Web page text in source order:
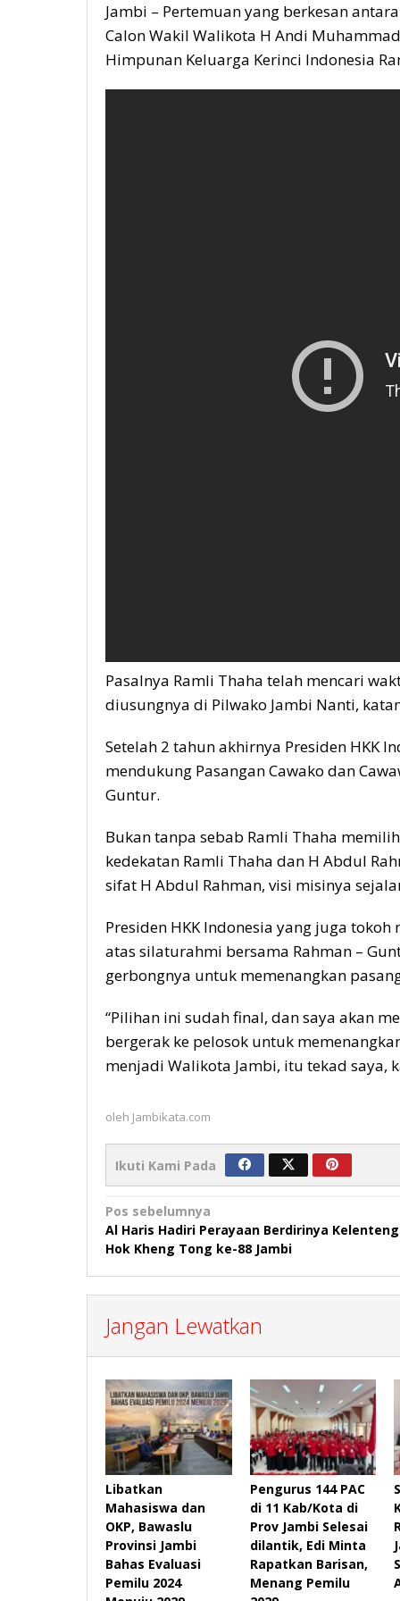
Jambi – Pertemuan yang berkesan
Calon Wakil Walikota H Andi
Himpunan Keluarga Kerinci Indonesia
Pasalnya Ramli Thaha telah mencari
diusungnya di Pilwako Jambi Nanti,
Setelah 2 tahun akhirnya Presiden HKK
mendukung Pasangan Cawako dan
Guntur.
Bukan tanpa sebab Ramli Thaha
kedekatan Ramli Thaha dan H Abdul
sifat H Abdul Rahman, visi misinya
Presiden HKK Indonesia yang juga
atas silaturahmi bersama Rahman –
gerbongnya untuk memenangkan
“Pilihan ini sudah final, dan saya akan
bergerak ke pelosok untuk
menjadi Walikota Jambi, itu tekad saya,
oleh Jambikata.com
Ikuti Kami Pada
Navigasi
pos
Pos sebelumnya
Al Haris Hadiri Perayaan Berdirinya Kelenteng
Hok Kheng Tong ke-88 Jambi
Jangan Lewatkan
Libatkan
Mahasiswa dan
OKP, Bawaslu
Provinsi Jambi
Bahas Evaluasi
Pemilu 2024
Pengurus 144 PAC
di 11 Kab/Kota di
Prov Jambi Selesai
dilantik, Edi Minta
Rapatkan Barisan,
Menang Pemilu